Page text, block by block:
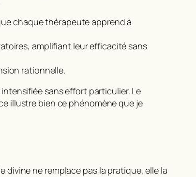
chaque thérapeute apprend à
amplifiant leur efficacité sans
rationnelle.
sans effort particulier. Le
illustre bien ce phénomène que je
divine ne remplace pas la pratique, elle la